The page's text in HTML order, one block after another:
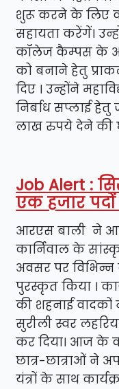
शुरू करने के लिए
सहायता करेंगें।
कॉलेज कैम्पस के
को बनाने हेतु
दिए । उन्होंने
निर्बाध सप्लाई
लाख रुपये देने की
Job Alert :
एक हजार पदों
आरएस बाली ने
कार्निवाल के
अवसर पर
पुरस्कृत किया ।
की शहनाई वादकों
सुरीली स्वर
कर दिया। आज के
छात्र-छात्राओं ने
यंत्रों के साथ